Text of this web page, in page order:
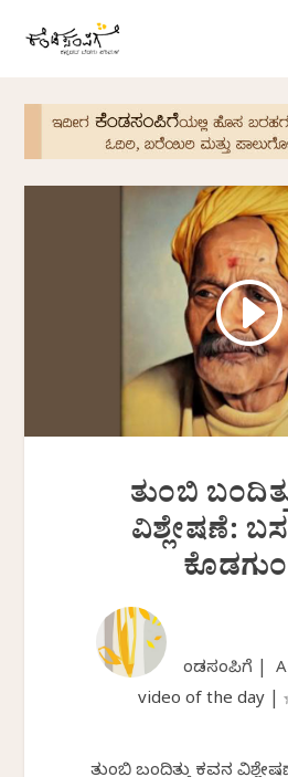
ತುಂಬಿ
ವಿಶ್ಲೇಷಣೆ:
ಕೆಂಡಸಂಪಿಗೆ |
video of the day
ತುಂಬಿ ಬಂದಿತ್ತು ಕವನ